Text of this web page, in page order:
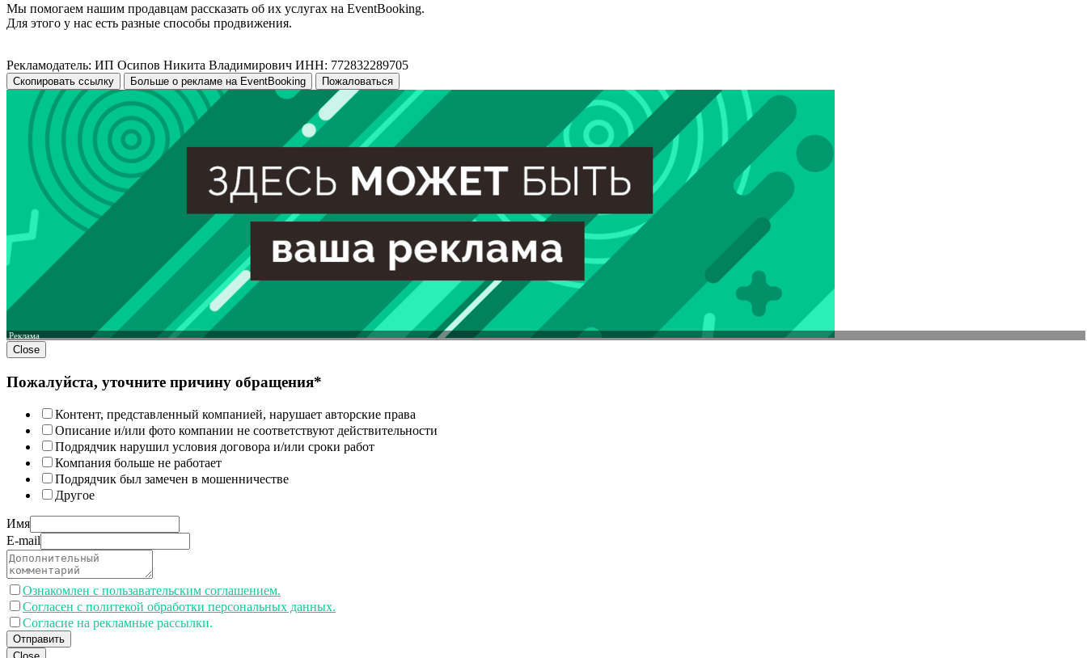
Мы помогаем нашим продавцам рассказать об их услугах на EventBooking.
Для этого у нас есть разные способы продвижения.
Рекламодатель: ИП Осипов Никита Владимирович ИНН: 772832289705
Скопировать ссылку Больше о рекламе на EventBooking Пожаловаться
Реклама
Close
Пожалуйста, уточните причину обращения*
Контент, представленный компанией, нарушает авторские права
Описание и/или фото компании не соответствуют действительности
Подрядчик нарушил условия договора и/или сроки работ
Компания больше не работает
Подрядчик был замечен в мошенничестве
Другое
Имя
E-mail
Ознакомлен с пользавательским соглашением.
Согласен с политекой обработки персональных данных.
Согласие на рекламные рассылки.
Отправить